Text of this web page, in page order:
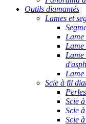
Outils diamantés
Lames et
Lame
Lame
Scie à fil
Scie
Scie
Scie